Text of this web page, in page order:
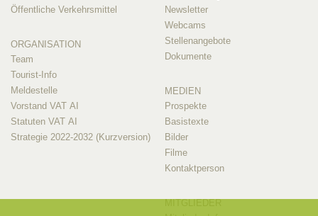
Öffentliche Verkehrsmittel
ORGANISATION
Team
Tourist-Info
Meldestelle
Vorstand VAT AI
Statuten VAT AI
Strategie 2022-2032 (Kurzversion)
Newsletter
Webcams
Stellenangebote
Dokumente
MEDIEN
Prospekte
Basistexte
Bilder
Filme
Kontaktperson